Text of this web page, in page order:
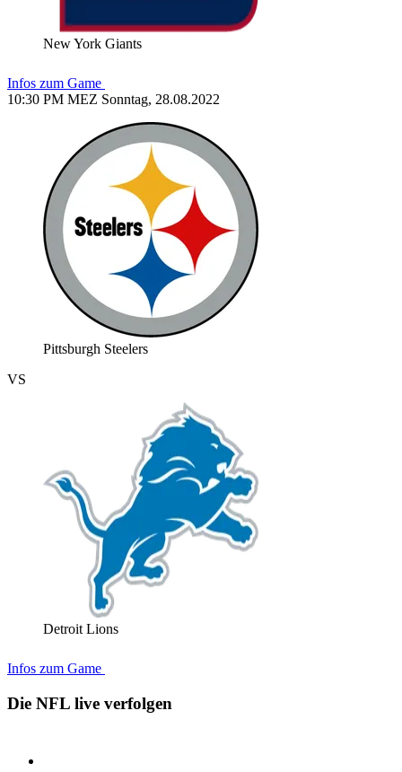
New York Giants
Infos zum Game
10:30 PM MEZ Sonntag, 28.08.2022
Pittsburgh Steelers
VS
Detroit Lions
Infos zum Game
Die NFL live verfolgen